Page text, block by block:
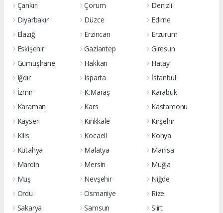
Çankırı
Çorum
Denizli
Diyarbakır
Düzce
Edirne
Elazığ
Erzincan
Erzurum
Eskişehir
Gaziantep
Giresun
Gümüşhane
Hakkari
Hatay
Iğdır
Isparta
İstanbul
İzmir
K.Maraş
Karabük
Karaman
Kars
Kastamonu
Kayseri
Kırıkkale
Kırşehir
Kilis
Kocaeli
Konya
Kütahya
Malatya
Manisa
Mardin
Mersin
Muğla
Muş
Nevşehir
Niğde
Ordu
Osmaniye
Rize
Sakarya
Samsun
Siirt